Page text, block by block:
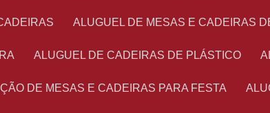
ALUGUEL DE MESAS E CADEIRAS
ALUGUEL DE CADEIRAS DE PLÁSTICO
DE MESAS E CADEIRAS PARA FESTA